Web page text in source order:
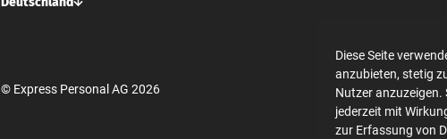
bern@expresspersonal.ch
Zeughausgasse 24
bern@expresspersonal.ch
+49 30 700 140 340
© Express Personal AG 2026
Diese Seite
anzubieten, stetig
Nutzer
jederzeit mit
zur Erfassung von